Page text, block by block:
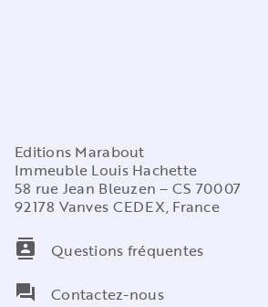
Editions Marabout
Immeuble Louis Hachette
58 rue Jean Bleuzen – CS 70007
92178 Vanves CEDEX, France
contacts
Questions fréquentes
question_answer
Contactez-nous